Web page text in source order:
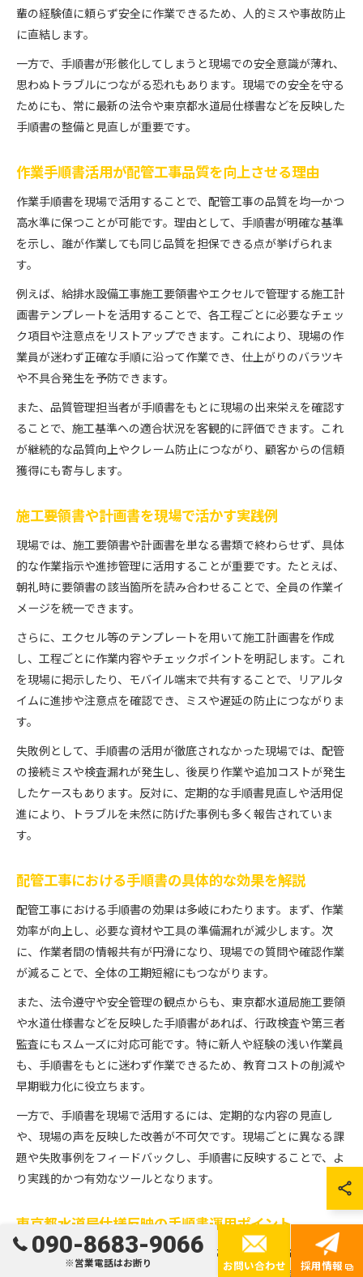
輩の経験値に頼らず安全に作業できるため、人的ミスや事故防止
に直結します。
一方で、手順書が形骸化してしまうと現場での安全意識が薄れ、
思わぬトラブルにつながる恐れもあります。現場での安全を守る
ためにも、常に最新の法令や東京都水道局仕様書などを反映した
手順書の整備と見直しが重要です。
作業手順書活用が配管工事品質を向上させる理由
作業手順書を現場で活用することで、配管工事の品質を均一かつ
高水準に保つことが可能です。理由として、手順書が明確な基準
を示し、誰が作業しても同じ品質を担保できる点が挙げられま
す。
例えば、給排水設備工事施工要領書やエクセルで管理する施工計
画書テンプレートを活用することで、各工程ごとに必要なチェッ
ク項目や注意点をリストアップできます。これにより、現場の作
業員が迷わず正確な手順に沿って作業でき、仕上がりのバラツキ
や不具合発生を予防できます。
また、品質管理担当者が手順書をもとに現場の出来栄えを確認す
ることで、施工基準への適合状況を客観的に評価できます。これ
が継続的な品質向上やクレーム防止につながり、顧客からの信頼
獲得にも寄与します。
施工要領書や計画書を現場で活かす実践例
現場では、施工要領書や計画書を単なる書類で終わらせず、具体
的な作業指示や進捗管理に活用することが重要です。たとえば、
朝礼時に要領書の該当箇所を読み合わせることで、全員の作業イ
メージを統一できます。
さらに、エクセル等のテンプレートを用いて施工計画書を作成
し、工程ごとに作業内容やチェックポイントを明記します。これ
を現場に掲示したり、モバイル端末で共有することで、リアルタ
イムに進捗や注意点を確認でき、ミスや遅延の防止につながりま
す。
失敗例として、手順書の活用が徹底されなかった現場では、配管
の接続ミスや検査漏れが発生し、後戻り作業や追加コストが発生
したケースもあります。反対に、定期的な手順書見直しや活用促
進により、トラブルを未然に防げた事例も多く報告されていま
す。
配管工事における手順書の具体的な効果を解説
配管工事における手順書の効果は多岐にわたります。まず、作業
効率が向上し、必要な資材や工具の準備漏れが減少します。次
に、作業者間の情報共有が円滑になり、現場での質問や確認作業
が減ることで、全体の工期短縮にもつながります。
また、法令遵守や安全管理の観点からも、東京都水道局施工要領
や水道仕様書などを反映した手順書があれば、行政検査や第三者
監査にもスムーズに対応可能です。特に新人や経験の浅い作業員
も、手順書をもとに迷わず作業できるため、教育コストの削減や
早期戦力化に役立ちます。
一方で、手順書を現場で活用するには、定期的な内容の見直し
や、現場の声を反映した改善が不可欠です。現場ごとに異なる課
題や失敗事例をフィードバックし、手順書に反映することで、よ
り実践的かつ有効なツールとなります。
東京都水道局仕様反映の手順書運用ポイント
東京都水道局の仕様や施工要領書を反映した手順書の運用には、
いくつかの重要なポイントがあります。まず、最新の東京都水道
090-8683-9066
※営業電話はお断り お問い合わせ 採用情報